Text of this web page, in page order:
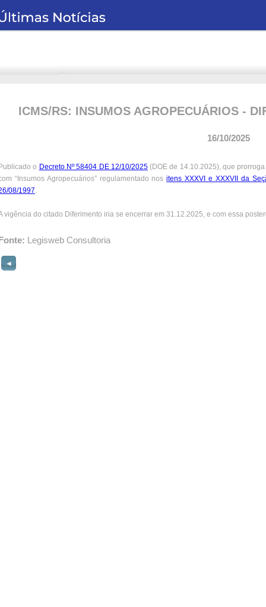
ICMS/RS: INSUMOS AGROPECUÁRIOS -
16/10/2025
o Decreto Nº 58404 DE 12/10/2025(DOE de 14.10.2025), que
“Insumos Agropecuários” regulamentado nositens XXXVI e XXXVII da
08/1997.
vigência do citado Diferimento iria se encerrar em 31.12.2025, e com essa
Legisweb Consultoria
◄